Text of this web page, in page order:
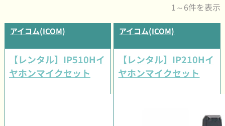
1～6件を表示
アイコム(ICOM)
【レンタル】IP510Hイ
ヤホンマイクセット
アイコム(ICOM)
【レンタル】IP210Hイ
ヤホンマイクセット